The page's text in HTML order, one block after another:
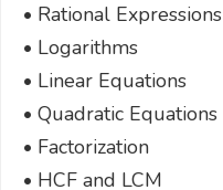
• Rational Expressions
• Logarithms
• Linear Equations
• Quadratic Equations
• Factorization
• HCF and LCM